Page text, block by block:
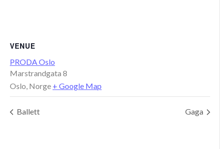
VENUE
PRODA Oslo
Marstrandgata 8
Oslo, Norge + Google Map
Ballett Gaga